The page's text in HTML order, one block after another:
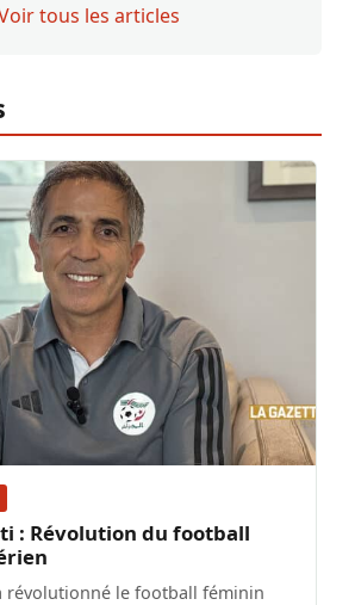
tous les articles
: Révolution du football
révolutionné le football féminin